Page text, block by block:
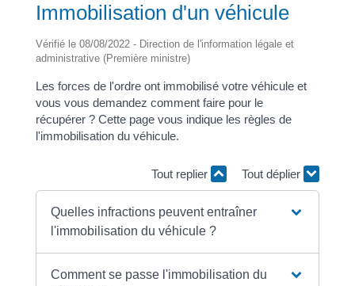
Immobilisation d'un véhicule
Vérifié le 08/08/2022 - Direction de l'information légale et
administrative (Première ministre)
Les forces de l'ordre ont immobilisé votre véhicule et
vous vous demandez comment faire pour le
récupérer ? Cette page vous indique les règles de
l'immobilisation du véhicule.
Tout replier Tout déplier
Quelles infractions peuvent entraîner
l'immobilisation du véhicule ?
Comment se passe l'immobilisation du